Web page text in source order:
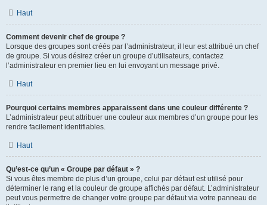
Haut
Comment devenir chef de groupe ?
Lorsque des groupes sont créés par l’administrateur, il leur est attribué un chef
de groupe. Si vous désirez créer un groupe d’utilisateurs, contactez
l’administrateur en premier lieu en lui envoyant un message privé.
Haut
Pourquoi certains membres apparaissent dans une couleur différente ?
L’administrateur peut attribuer une couleur aux membres d’un groupe pour les
rendre facilement identifiables.
Haut
Qu’est-ce qu’un « Groupe par défaut » ?
Si vous êtes membre de plus d’un groupe, celui par défaut est utilisé pour
déterminer le rang et la couleur de groupe affichés par défaut. L’administrateur
peut vous permettre de changer votre groupe par défaut via votre panneau de